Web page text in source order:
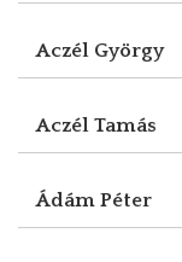
Aczél György
Aczél Tamás
Ádám Péter